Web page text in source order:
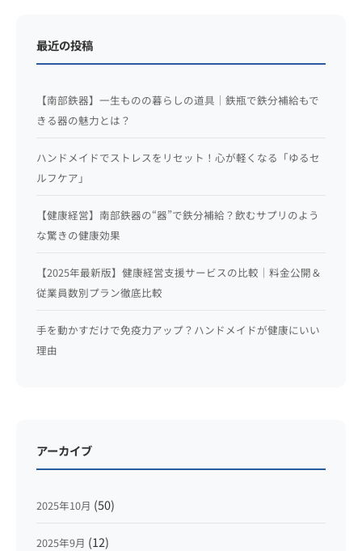
最近の投稿
【南部鉄器】一生ものの暮らしの道具｜鉄瓶で鉄分補給もで
きる器の魅力とは？
ハンドメイドでストレスをリセット！心が軽くなる「ゆるセ
ルフケア」
【健康経営】南部鉄器の“器”で鉄分補給？飲むサプリのよう
な驚きの健康効果
【2025年最新版】健康経営支援サービスの比較｜料金公開＆
従業員数別プラン徹底比較
手を動かすだけで免疫力アップ？ハンドメイドが健康にいい
理由
アーカイブ
2025年10月 (50)
2025年9月 (12)